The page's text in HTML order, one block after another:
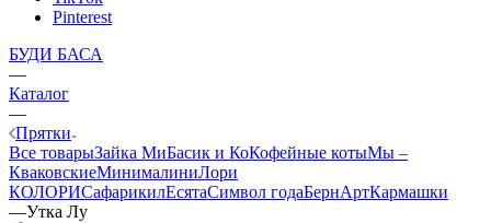
Pinterest
БУДИ БАСА
—
Каталог
—
Прятки
Все товарыЗайка МиБасик и КоКофейные котыМы –
КваковскиеМинималиниЛори
КОЛОРИСафарикилЕсятаСимвол годаБернАртКармашки
—Утка Лу